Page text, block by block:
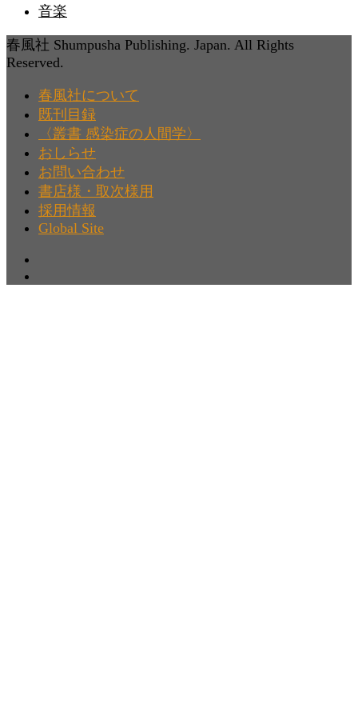
音楽
春風社 Shumpusha Publishing. Japan. All Rights
Reserved.
春風社について
既刊目録
〈叢書 感染症の人間学〉
おしらせ
お問い合わせ
書店様・取次様用
採用情報
Global Site